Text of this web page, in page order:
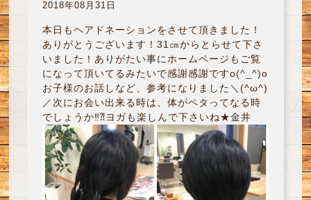
2018年08月31日
本日もヘアドネーションをさせて頂きました！
ありがとうございます！31㎝からとらせて下さ
いました！ありがたい事にホームページもご覧
になって頂いてるみたいで感謝感謝ですo(^_^)o
お子様のお話しなど、参考になりました＼(^ω^)
／次にお会い出来る時は、体がペタってなる時
でしょうか‼︎⁈ヨガも楽しんで下さいね★金井